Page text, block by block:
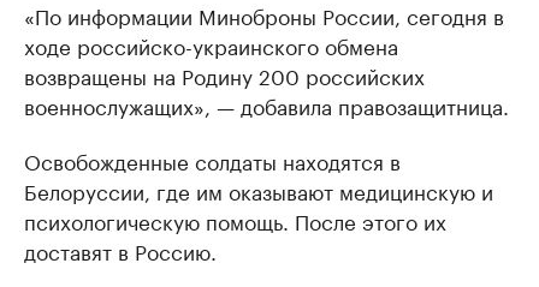
«По информации Миноброны России, сегодня в
ходе российско-украинского обмена
возвращены на Родину 200 российских
военнослужащих», — добавила правозащитница.
Освобожденные солдаты находятся в
Белоруссии, где им оказывают медицинскую и
психологическую помощь. После этого их
доставят в Россию.